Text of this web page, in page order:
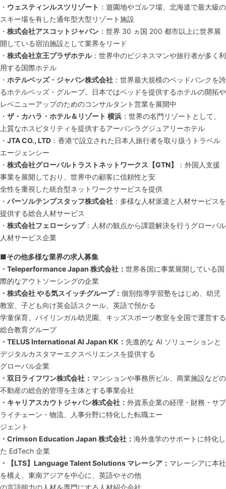
・ ウェスティンルスツリゾート ：遊園地やゴルフ場、北海道で最大級の
スキー場を有した通年型大型リゾート施設
・ 株式会社アスコットジャパン ：世界 30 ヵ国 200 都市以上に世界展
開している宿泊施設として業界をリード
・ 株式会社京王プラザホテル：世界中のビジネスマンや旅行者が多く利
用する国際ホテル
・ ホテルベッズ・ジャパン株式会社 ：世界最大規模のベッドバンクを誇
るホテルベッズ・グループ。日本ではベッドを提供するホテルの開拓や
レベニューアップのためのコンサルタント営業を展開中
・ ザ・カハラ・ホテル＆リゾート 横浜 ：世界の名門リゾートとして、
上質なホスピタリティを提供するアーバンラグジュアリーホテル
・ JTA CO., LTD ：香港で設立された日本人旅行者を取り扱うトラベル
エージェンシー
・ 株式会社グローバルトラストネットワークス【GTN】
：外国人支援
事業を展開しており、世界中の顧客に信頼性と安
全性を重視した統合型ネットワークサービスを提供
・ パーソルテンプスタッフ株式会社 ：多様な人材派遣と人材サービスを
提供する総合人材サービス
・ 株式会社フェローシップ：人材の観点から課題解決を行うグローバル
人材サービス企業
■その他多様な業界の求人募集
・Teleperformance Japan 株式会社： 世界各国に事業展開している国
際的なアウトソーシングの企業
・株式会社 やる気スイッチグループ： 個別指導学習塾をはじめ、幼児
教室、子ども向け英会話スクール、英語で預かる
学童保育、バイリンガル幼児園、キッズスポーツ教室を全国で運営する
総合教育グループ
・TELUS International AI Japan KK： 先進的な AI ソリューションと
デジタルカスタマーエクスペリエンスを提供する
グローバル企業
・双日ライフワン株式会社： マンションや事務所ビル、商業施設などの
不動産の総合的管理を主体とする事業会社
・キャリアスカウトジャパン株式会社： 外資系企業の経理・財務・サプ
ライチェーン・物流、人事分野に特化した転職エー
ジェント
・Crimson Education Japan 株式会社： 海外進学のサポートに特化し
た EdTech 企業
・【LTS】Language Talent Solutions マレーシア： マレーシアに本社
を構え、東南アジアを中心に、英語やその他
の言語能力の人材を専門にする人材紹介会社